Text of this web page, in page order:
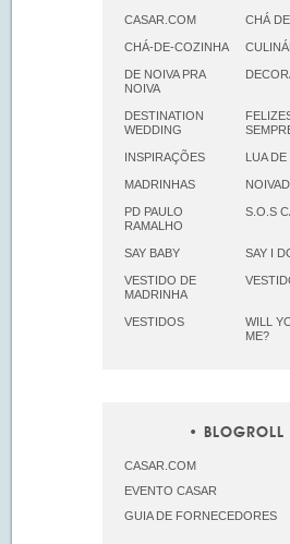
CASAR.COM CHÁ
CHÁ-DE-COZINHA
DE NOIVA PRA
NOIVA
DESTINATION
WEDDING
INSPIRAÇÕES LUA DE
MADRINHAS
PD PAULO
RAMALHO
S.O.S
SAY BABY SAY I
VESTIDO DE
MADRINHA
VESTIDOS
WILL
ME?
BLOGROLL
CASAR.COM
EVENTO CASAR
GUIA DE FORNECEDORES